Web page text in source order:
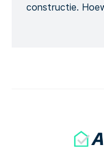
constructie.